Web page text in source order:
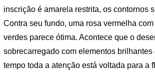
inscrição é amarela restrita, os contornos
Contra seu fundo, uma rosa vermelha
verdes parece ótima. Acontece que o
sobrecarregado com elementos brilhantes
tempo toda a atenção está voltada para a